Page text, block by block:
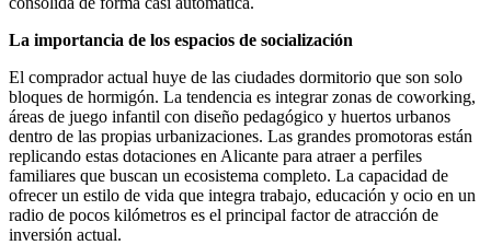
La importancia de los espacios de socialización
El comprador actual huye de las ciudades dormitorio que son solo
bloques de hormigón. La tendencia es integrar zonas de coworking,
áreas de juego infantil con diseño pedagógico y huertos urbanos
dentro de las propias urbanizaciones. Las grandes promotoras están
replicando estas dotaciones en Alicante para atraer a perfiles
familiares que buscan un ecosistema completo. La capacidad de
ofrecer un estilo de vida que integra trabajo, educación y ocio en un
radio de pocos kilómetros es el principal factor de atracción de
inversión actual.